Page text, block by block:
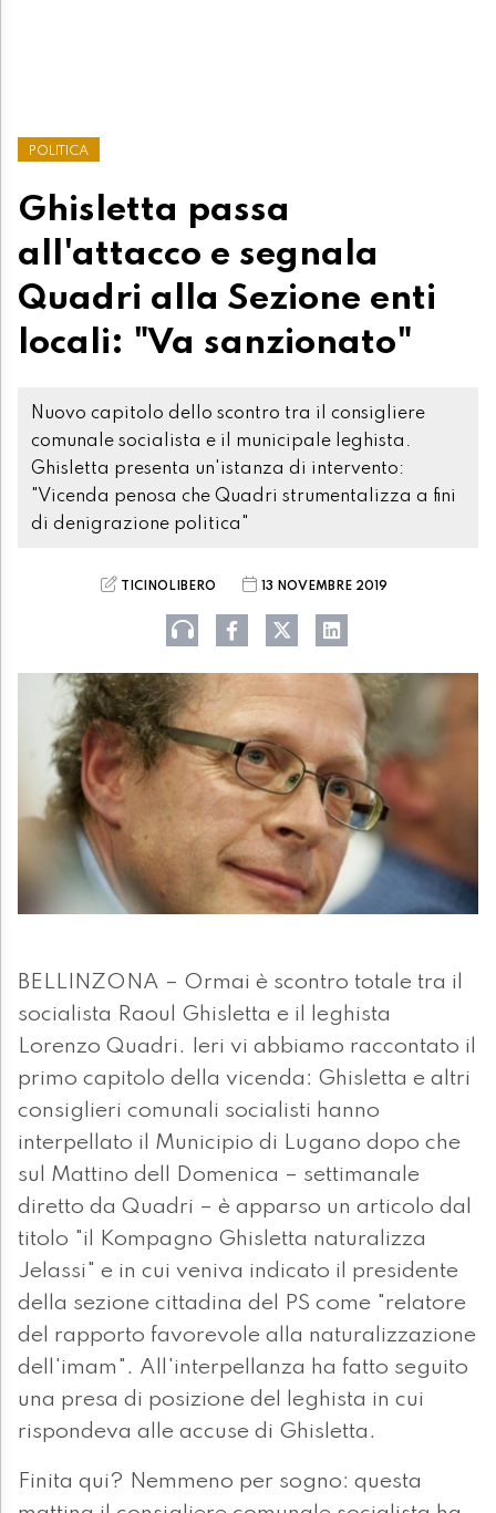
POLITICA
Ghisletta passa
all'attacco e segnala
Quadri alla Sezione enti
locali: "Va sanzionato"
Nuovo capitolo dello scontro tra il consigliere
comunale socialista e il municipale leghista.
Ghisletta presenta un'istanza di intervento:
"Vicenda penosa che Quadri strumentalizza a fini
di denigrazione politica"
TICINOLIBERO 13 NOVEMBRE 2019
BELLINZONA – Ormai è scontro totale tra il
socialista Raoul Ghisletta e il leghista
Lorenzo Quadri. Ieri vi abbiamo raccontato il
primo capitolo della vicenda: Ghisletta e altri
consiglieri comunali socialisti hanno
interpellato il Municipio di Lugano dopo che
sul Mattino dell Domenica – settimanale
diretto da Quadri – è apparso un articolo dal
titolo "il Kompagno Ghisletta naturalizza
Jelassi" e in cui veniva indicato il presidente
della sezione cittadina del PS come "relatore
del rapporto favorevole alla naturalizzazione
dell'imam". All'interpellanza ha fatto seguito
una presa di posizione del leghista in cui
rispondeva alle accuse di Ghisletta.
Finita qui? Nemmeno per sogno: questa